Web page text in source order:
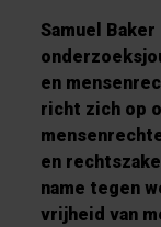
Samuel
en
richt zich op
en
name tegen
vrijheid van